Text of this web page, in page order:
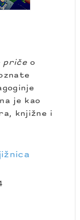
pričeo
je kao
knjižne i